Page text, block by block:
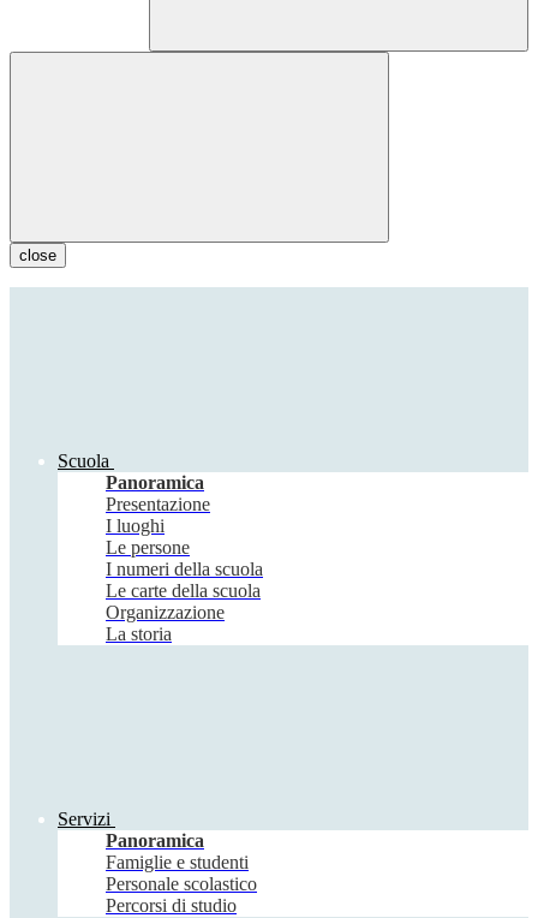
close
Scuola
Panoramica
Presentazione
I luoghi
Le persone
I numeri della scuola
Le carte della scuola
Organizzazione
La storia
Servizi
Panoramica
Famiglie e studenti
Personale scolastico
Percorsi di studio